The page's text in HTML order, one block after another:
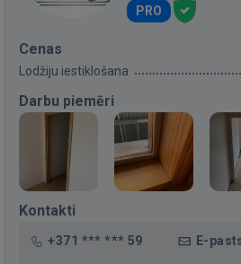
PRO
Cenas
Lodžiju iestiklošana
Darbu piemēri
Kontakti
+371 *** *** 59 E-